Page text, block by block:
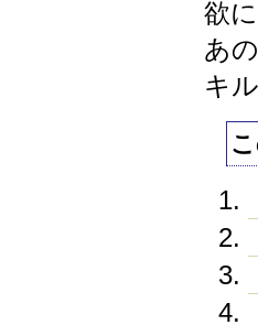
欲
あ
キ